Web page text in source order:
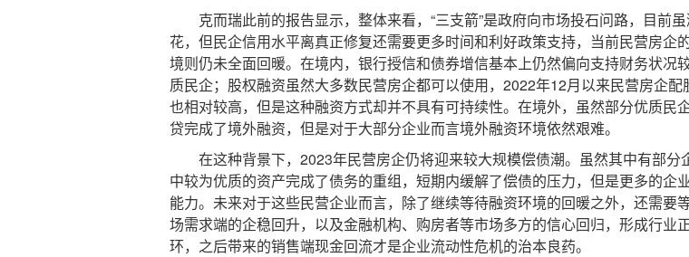
克而瑞此前的报告显示，整体来看，“三支箭”是政府向市场投石问路，目前
花，但民企信用水平离真正修复还需要更多时间和利好政策支持，当前民营房企
境则仍未全面回暖。在境内，银行授信和债券增信基本上仍然偏向支持财务状况
质民企；股权融资虽然大多数民营房企都可以使用，2022年12月以来民营房企配
也相对较高，但是这种融资方式却并不具有可持续性。在境外，虽然部分优质民
贷完成了境外融资，但是对于大部分企业而言境外融资环境依然艰难。
在这种背景下，2023年民营房企仍将迎来较大规模偿债潮。虽然其中有部分
中较为优质的资产完成了债务的重组，短期内缓解了偿债的压力，但是更多的企
能力。未来对于这些民营企业而言，除了继续等待融资环境的回暖之外，还需要
场需求端的企稳回升，以及金融机构、购房者等市场多方的信心回归，形成行业
环，之后带来的销售端现金回流才是企业流动性危机的治本良药。